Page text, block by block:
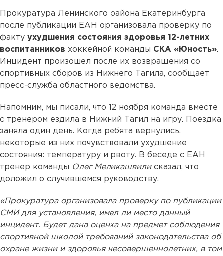
Прокуратура Ленинского района Екатеринбурга
после публикации ЕАН организовала проверку по
факту ухудшения состояния здоровья 12-летних
воспитанников хоккейной команды СКА «Юность».
Инцидент произошел после их возвращения со
спортивных сборов из Нижнего Тагила, сообщает
пресс-служба областного ведомства.
Напомним, мы писали, что 12 ноября команда вместе
с тренером ездила в Нижний Тагил на игру. Поездка
заняла один день. Когда ребята вернулись,
некоторые из них почувствовали ухудшение
состояния: температуру и рвоту. В беседе с ЕАН
тренер команды Олег Меликашвилисказал, что
доложил о случившемся руководству.
«Прокуратура организовала проверку по публикации
СМИ для установления, имел ли место данный
инцидент. Будет дана оценка на предмет соблюдения
спортивной школой требований законодательства об
охране жизни и здоровья несовершеннолетних, в том